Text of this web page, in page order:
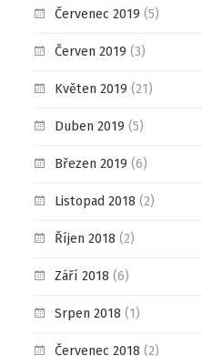
Červenec 2019 (5)
Červen 2019 (3)
Květen 2019 (21)
Duben 2019 (5)
Březen 2019 (6)
Listopad 2018 (2)
Říjen 2018 (2)
Září 2018 (6)
Srpen 2018 (1)
Červenec 2018 (2)